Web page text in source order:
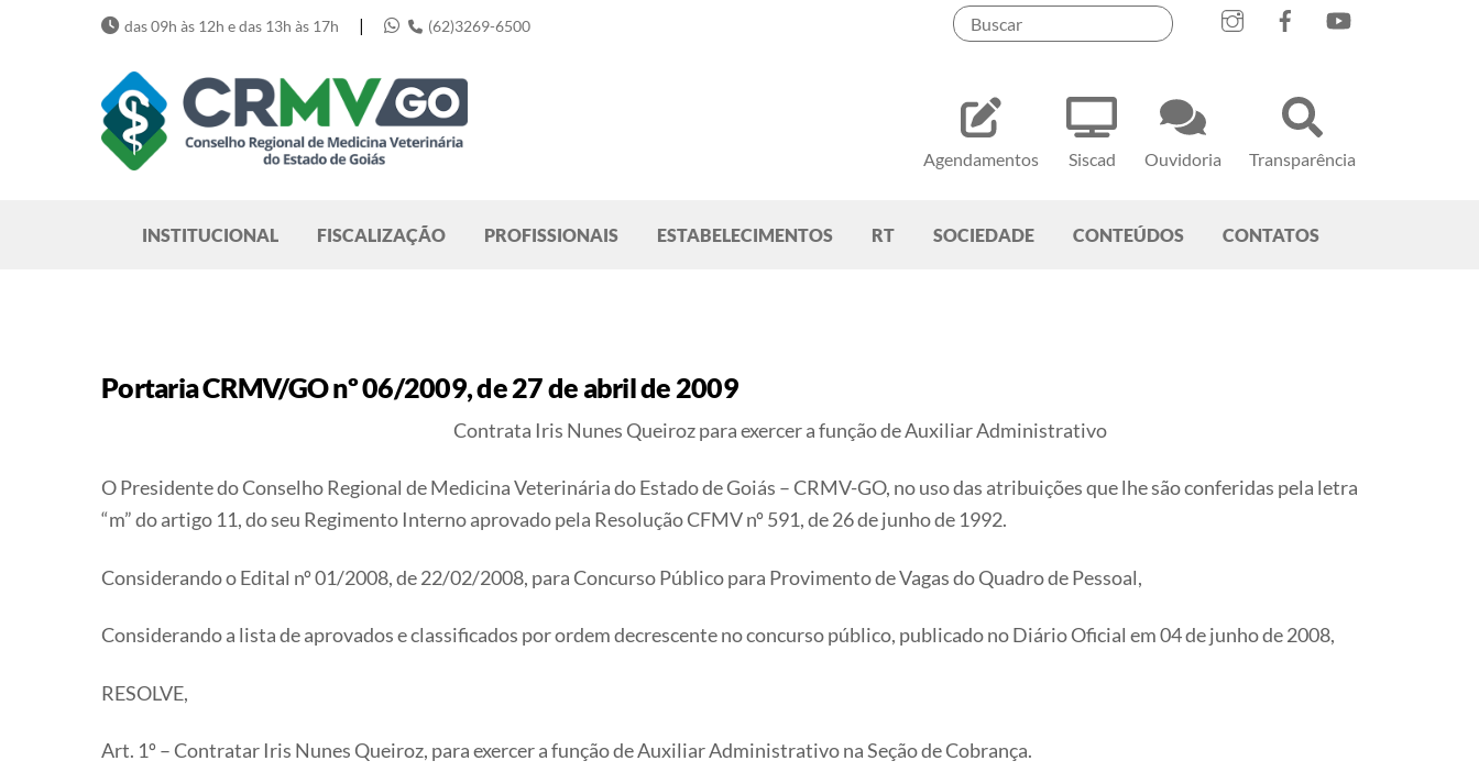
Agendamentos Siscad Ouvidoria Transparência
das 09h às 12h e das 13h às 17h | (62)3269-6500
INSTITUCIONAL FISCALIZAÇÃO PROFISSIONAIS ESTABELECIMENTOS RT SOCIEDADE CONTEÚDOS CONTATOS
Portaria CRMV/GO nº 06/2009, de 27 de abril de 2009
Contrata Iris Nunes Queiroz para exercer a função de Auxiliar Administrativo
O Presidente do Conselho Regional de Medicina Veterinária do Estado de Goiás – CRMV-GO, no uso das atribuições que lhe são conferidas pela letra
“m” do artigo 11, do seu Regimento Interno aprovado pela Resolução CFMV nº 591, de 26 de junho de 1992.
Considerando o Edital nº 01/2008, de 22/02/2008, para Concurso Público para Provimento de Vagas do Quadro de Pessoal,
Considerando a lista de aprovados e classificados por ordem decrescente no concurso público, publicado no Diário Oficial em 04 de junho de 2008,
RESOLVE,
Art. 1º – Contratar Iris Nunes Queiroz, para exercer a função de Auxiliar Administrativo na Seção de Cobrança.